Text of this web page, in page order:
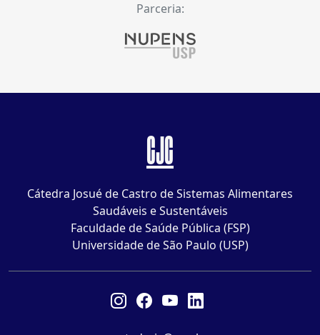
Parceria:
CJC
Cátedra Josué de Castro de Sistemas Alimentares
Saudáveis e Sustentáveis
Faculdade de Saúde Pública (FSP)
Universidade de São Paulo (USP)